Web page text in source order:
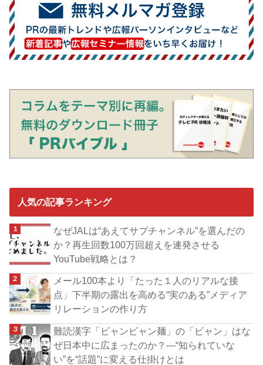
人気の記事ランキング
なぜJALは“あえてサブチャンネル”を選んだの
か？再生回数100万回超えを連発させる
YouTube戦略とは？
メール100本より「たった１人のリアルな接
点」下半期の露出を高める“実のある”メディア
リレーションの作り方
難読漢字「ビャンビャン麺」の「ビャン」はな
ぜ日本中に広まったのか？―“知られていな
い”を“話題”に変える仕掛けとは